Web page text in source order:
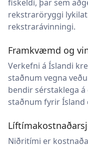
fiskeldi, þar sem
rekstraröryggi
rekstrarávinningi.
Framkvæmd og
Verkefni á Íslandi
staðnum vegna
bendir sérstaklega
staðnum fyrir Ísland
Niðritími er